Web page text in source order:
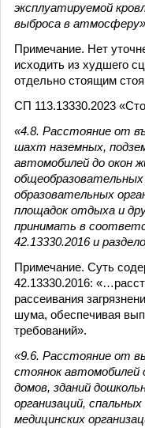
эксплуатируемой
выброса в
Примечание. Нет
исходить из худшего
отдельно стоящим
СП 113.13330.2023
«4.8. Расстояние от
шахт наземных,
автомобилей до окон
общеобразовательных
образовательных
площадок отдыха и
принимать в
42.13330.2016 и
Примечание. Суть
42.13330.2016:
рассеивания
шума, обеспечивая
требований».
«9.6. Расстояние от
стоянок
домов, зданий
организаций,
медицинских